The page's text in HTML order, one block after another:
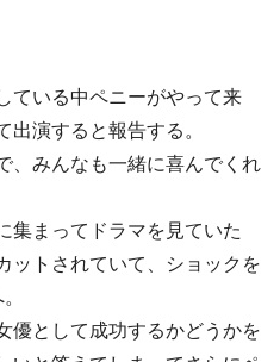
ている中ペニーがやって来
出演すると報告する。
、みんなも一緒に喜んでくれ
集まってドラマを見ていた
ットされていて、ショックを
優として成功するかどうかを